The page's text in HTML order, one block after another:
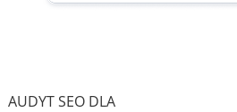
AUDYT SEO DLA